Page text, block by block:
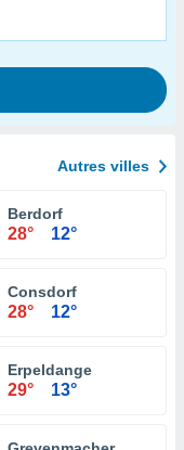
Autres villes
Berdorf
28° 12°
Consdorf
28° 12°
Erpeldange
29° 13°